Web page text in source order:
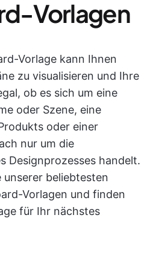
Vorlagen
Vorlage kann Ihnen
zu visualisieren und Ihre
ob es sich um eine
oder Szene, eine
oder einer
nur um die
Designprozesses handelt.
unserer beliebtesten
Vorlagen und finden
für Ihr nächstes